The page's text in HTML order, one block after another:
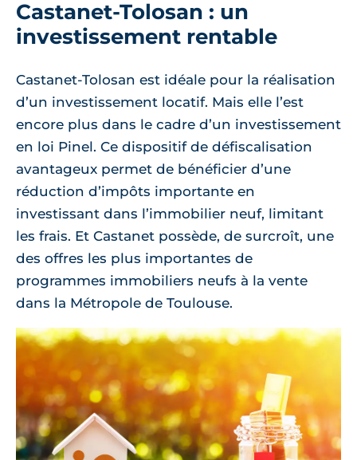
Castanet-Tolosan : un
investissement rentable
Castanet-Tolosan est idéale pour la réalisation
d’un investissement locatif. Mais elle l’est
encore plus dans le cadre d’un investissement
en loi Pinel. Ce dispositif de défiscalisation
avantageux permet de bénéficier d’une
réduction d’impôts importante en
investissant dans l’immobilier neuf, limitant
les frais. Et Castanet possède, de surcroît, une
des offres les plus importantes de
programmes immobiliers neufs à la vente
dans la Métropole de Toulouse.